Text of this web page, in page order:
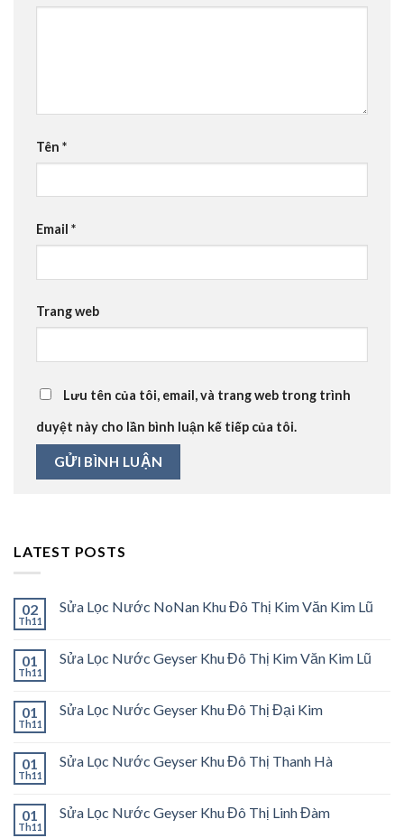
Tên *
Email *
Trang web
Lưu tên của tôi, email, và trang web trong trình
duyệt này cho lần bình luận kế tiếp của tôi.
LATEST POSTS
02
Th11
Sửa Lọc Nước NoNan Khu Đô Thị Kim Văn Kim Lũ
01
Th11
Sửa Lọc Nước Geyser Khu Đô Thị Kim Văn Kim Lũ
01
Th11
Sửa Lọc Nước Geyser Khu Đô Thị Đại Kim
01
Th11
Sửa Lọc Nước Geyser Khu Đô Thị Thanh Hà
01
Th11
Sửa Lọc Nước Geyser Khu Đô Thị Linh Đàm